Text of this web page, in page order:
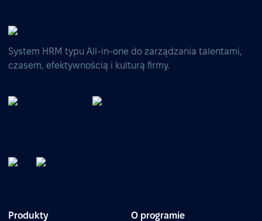
System HRM typu All-in-one do zarządzania talentami,
czasem, efektywnością i kulturą firmy.
Produkty O programie